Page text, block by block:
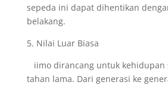
sepeda ini dapat dihentikan
belakang.
5. Nilai Luar Biasa
iimo dirancang untuk kehidupan
tahan lama. Dari generasi ke